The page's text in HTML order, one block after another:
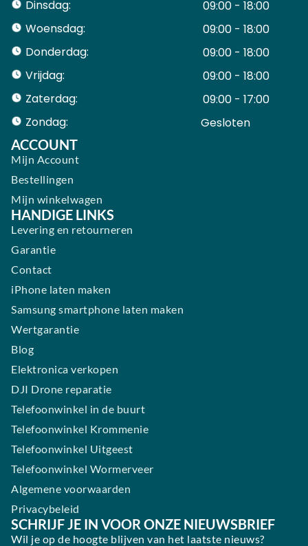
Dinsdag:
09:00 - 18:00
Woensdag:
09:00 - 18:00
Donderdag:
09:00 - 18:00
Vrijdag:
09:00 - 18:00
Zaterdag:
09:00 - 17:00
Zondag:
Gesloten ​ ​ ​ ​ ​ ​ ​
ACCOUNT
Mijn Account
Bestellingen
Mijn winkelwagen
HANDIGE LINKS
Levering en retourneren
Garantie
Contact
iPhone laten maken
Samsung smartphone laten maken
Wertgarantie
Blog
Elektronica verkopen
DJI Drone reparatie
Telefoonwinkel in de buurt
Telefoonwinkel Krommenie
Telefoonwinkel Uitgeest
Telefoonwinkel Wormerveer
Algemene voorwaarden
Privacybeleid
SCHRIJF JE IN VOOR ONZE NIEUWSBRIEF
Wil je op de hoogte blijven van het laatste nieuws?